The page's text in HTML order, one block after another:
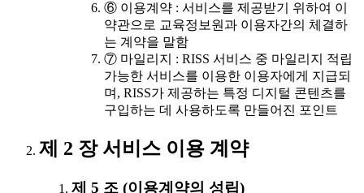
⑥ 이용계약 : 서비스를 제공받기 위하여 이
약관으로 교육정보원과 이용자간의 체결하
는 계약을 말함
⑦ 마일리지 : RISS 서비스 중 마일리지 적립
가능한 서비스를 이용한 이용자에게 지급되
며, RISS가 제공하는 특정 디지털 콘텐츠를
구입하는 데 사용하도록 만들어진 포인트
제 2 장 서비스 이용 계약
제 5 조 (이용계약의 성립)